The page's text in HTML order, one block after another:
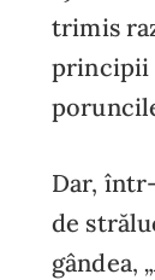
trimis
principii
Dar,
de
gândea,